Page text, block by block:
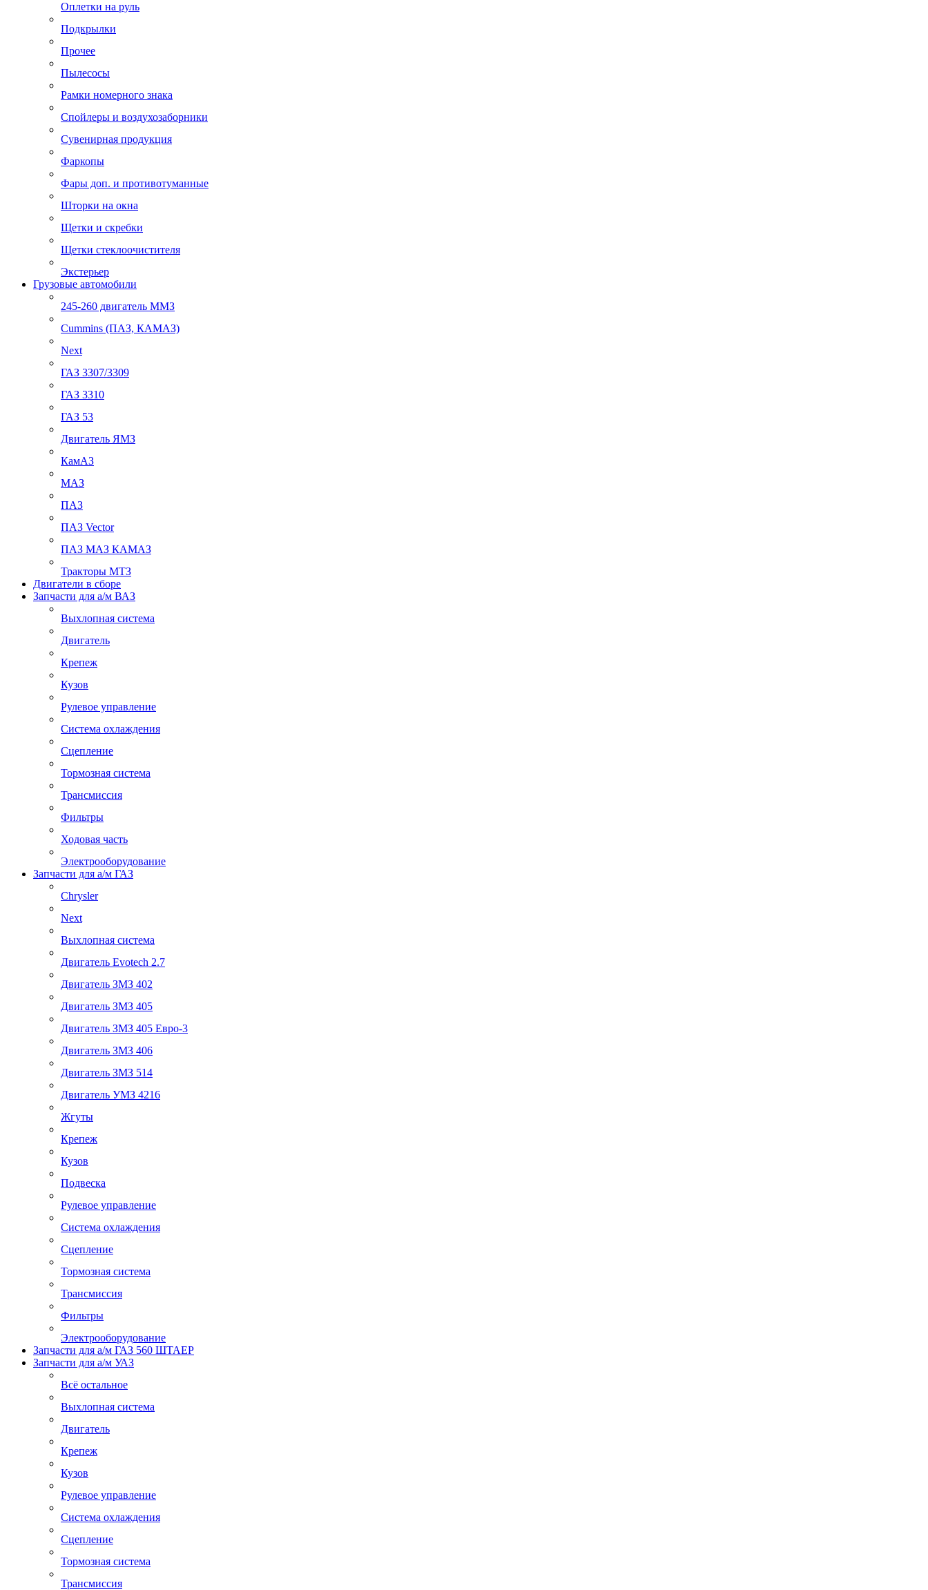
Оплетки на руль
Подкрылки
Прочее
Пылесосы
Рамки номерного знака
Спойлеры и воздухозаборники
Сувенирная продукция
Фаркопы
Фары доп. и противотуманные
Шторки на окна
Щетки и скребки
Щетки стеклоочистителя
Экстерьер
Грузовые автомобили
245-260 двигатель ММЗ
Cummins (ПАЗ, КАМАЗ)
Next
ГАЗ 3307/3309
ГАЗ 3310
ГАЗ 53
Двигатель ЯМЗ
КамАЗ
МАЗ
ПАЗ
ПАЗ Vector
ПАЗ МАЗ КАМАЗ
Тракторы МТЗ
Двигатели в сборе
Запчасти для а/м ВАЗ
Выхлопная система
Двигатель
Крепеж
Кузов
Рулевое управление
Система охлаждения
Сцепление
Тормозная система
Трансмиссия
Фильтры
Ходовая часть
Электрооборудование
Запчасти для а/м ГАЗ
Chrysler
Next
Выхлопная система
Двигатель Evotech 2.7
Двигатель ЗМЗ 402
Двигатель ЗМЗ 405
Двигатель ЗМЗ 405 Евро-3
Двигатель ЗМЗ 406
Двигатель ЗМЗ 514
Двигатель УМЗ 4216
Жгуты
Крепеж
Кузов
Подвеска
Рулевое управление
Система охлаждения
Сцепление
Тормозная система
Трансмиссия
Фильтры
Электрооборудование
Запчасти для а/м ГАЗ 560 ШТАЕР
Запчасти для а/м УАЗ
Всё остальное
Выхлопная система
Двигатель
Крепеж
Кузов
Рулевое управление
Система охлаждения
Сцепление
Тормозная система
Трансмиссия